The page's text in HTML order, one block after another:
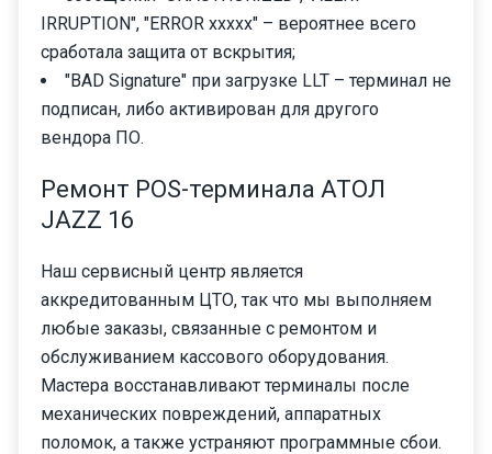
IRRUPTION", "ERROR ххххх" – вероятнее всего
сработала защита от вскрытия;
"BAD Signature" при загрузке LLT – терминал не
подписан, либо активирован для другого
вендора ПО.
Ремонт POS-терминала АТОЛ
JAZZ 16
Наш сервисный центр является
аккредитованным ЦТО, так что мы выполняем
любые заказы, связанные с ремонтом и
обслуживанием кассового оборудования.
Мастера восстанавливают терминалы после
механических повреждений, аппаратных
поломок, а также устраняют программные сбои.